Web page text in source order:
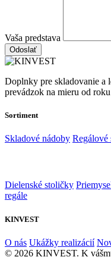
Vaša predstava
Odoslať
Doplnky pre skladovanie a
prevádzok na mieru od
Sortiment
Skladové nádoby Regálové
Dielenské stoličky
regále
KINVEST
O nás Ukážky realizácií
© 2026 KINVEST. K